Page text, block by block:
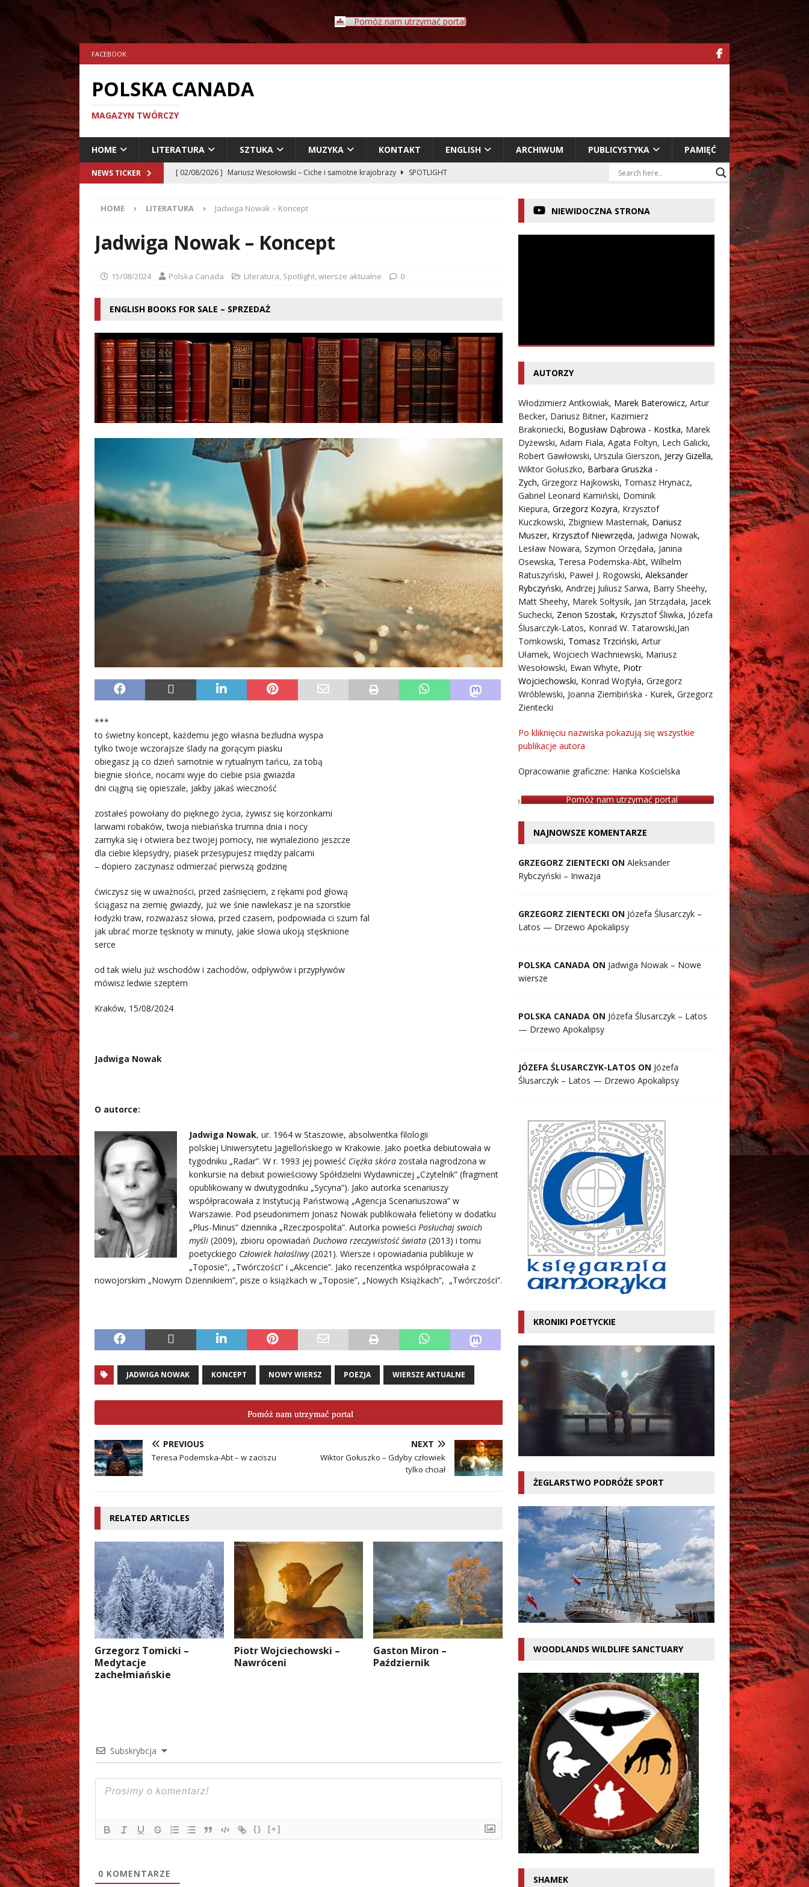
Pomóż nam utrzymać portal
FACEBOOK
POLSKA CANADA
MAGAZYN TWÓRCZY
HOME LITERATURA SZTUKA MUZYKA KONTAKT ENGLISH ARCHIWUM PUBLICYSTYKA PAMIĘĆ
NEWS TICKER [ 02/08/2026 ] Mariusz Wesołowski – Ciche i samotne krajobrazy
SPOTLIGHT
[ 23/07/2026 ] Dariusz Muszer – Przyklejeni odklejeni.
[ 19/07/2026 ]
Tomasz Hrynacz – Człowiek w świecie rozpadających się znaczeń
[ 02/08/2026 ]
Grzegorz Zientecki – Dziennik – Wyspy Kanaryjskie
HOME LITERATURA Jadwiga Nowak – Koncept
Jadwiga Nowak – Koncept
15/08/2024 Polska Canada Literatura, Spotlight,wiersze aktualne 0
ENGLISH BOOKS FOR SALE – SPRZEDAŻ
***
to świetny koncept, każdemu jego własna bezludna wyspa
tylko twoje wczorajsze ślady na gorącym piasku
obiegasz ją co dzień samotnie w rytualnym tańcu, za tobą
biegnie słońce, nocami wyje do ciebie psia gwiazda
dni ciągną się opieszale, jakby jakaś wieczność
zostałeś powołany do pięknego życia, żywisz się korzonkami
larwami robaków, twoja niebiańska trumna dnia i nocy
zamyka się i otwiera bez twojej pomocy, nie wynaleziono jeszcze
dla ciebie klepsydry, piasek przesypujesz między palcami
– dopiero zaczynasz odmierzać pierwszą godzinę
ćwiczysz się w uważności, przed zaśnięciem, z rękami pod głową
ściągasz na ziemię gwiazdy, już we śnie nawlekasz je na szorstkie
łodyżki traw, rozważasz słowa, przed czasem, podpowiada ci szum fal
jak ubrać morze tęsknoty w minuty, jakie słowa ukoją stęsknione
serce
od tak wielu już wschodów i zachodów, odpływów i przypływów
mówisz ledwie szeptem
Kraków, 15/08/2024
Jadwiga Nowak
O autorce:
Jadwiga Nowak, ur. 1964 w Staszowie, absolwentka filologii
polskiej Uniwersytetu Jagiellońskiego w Krakowie. Jako poetka debiutowała w
tygodniku „Radar”. W r. 1993 jej powieść Ciężka skóra została nagrodzona w
konkursie na debiut powieściowy Spółdzielni Wydawniczej „Czytelnik” (fragment
opublikowany w dwutygodniku „Sycyna”). Jako autorka scenariuszy
współpracowała z Instytucją Państwową „Agencja Scenariuszowa” w
Warszawie. Pod pseudonimem Jonasz Nowak publikowała felietony w dodatku
„Plus-Minus” dziennika „Rzeczpospolita”. Autorka powieści Posłuchaj swoich
myśli (2009), zbioru opowiadań Duchowa rzeczywistość świata (2013) i tomu
poetyckiego Człowiek hałaśliwy(2021). Wiersze i opowiadania publikuje w
„Toposie”, „Twórczości” i „Akcencie”. Jako recenzentka współpracowała z
nowojorskim „Nowym Dziennikiem”, pisze o książkach w „Toposie”, „Nowych Książkach”, „Twórczości”.
JADWIGA NOWAK KONCEPT NOWY WIERSZ POEZJA WIERSZE AKTUALNE
Pomóż nam utrzymać portal
PREVIOUS
Teresa Podemska-Abt – w zaciszu
NEXT
Wiktor Gołuszko – Gdyby człowiek
tylko chciał
RELATED ARTICLES
Grzegorz Tomicki –
Medytacje
zachełmiańskie
Piotr Wojciechowski –
Nawróceni
Gaston Miron –
Październik
Subskrybcja
{} [+]
0 KOMENTARZE
NIEWIDOCZNA STRONA
AUTORZY
Włodzimierz Antkowiak, Marek Baterowicz, Artur
Becker, Dariusz Bitner, Kazimierz
Brakoniecki, Bogusław Dąbrowa - Kostka, Marek
Dyżewski, Adam Fiala, Agata Foltyn, Lech Galicki,
Robert Gawłowski, Urszula Gierszon, Jerzy Gizella,
Wiktor Gołuszko, Barbara Gruszka -
Zych, Grzegorz Hajkowski, Tomasz Hrynacz,
Gabriel Leonard Kamiński, Dominik
Kiepura, Grzegorz Kozyra, Krzysztof
Kuczkowski, Zbigniew Masternak, Dariusz
Muszer, Krzysztof Niewrzęda, Jadwiga Nowak,
Lesław Nowara, Szymon Orzędała, Janina
Osewska, Teresa Podemska-Abt, Wilhelm
Ratuszyński, Paweł J. Rogowski, Aleksander
Rybczyński, Andrzej Juliusz Sarwa, Barry Sheehy,
Matt Sheehy, Marek Sołtysik, Jan Strządała, Jacek
Suchecki, Zenon Szostak, Krzysztof Śliwka, Józefa
Ślusarczyk-Latos, Konrad W. Tatarowski,Jan
Tomkowski, Tomasz Trzciński, Artur
Ułamek, Wojciech Wachniewski, Mariusz
Wesołowski, Ewan Whyte, Piotr
Wojciechowski, Konrad Wojtyła, Grzegorz
Wróblewski, Joanna Ziembińska - Kurek, Grzegorz
Zientecki
Po kliknięciu nazwiska pokazują się wszystkie
publikacje autora
Opracowanie graficzne: Hanka Kościelska
Pomóż nam utrzymać portal
NAJNOWSZE KOMENTARZE
GRZEGORZ ZIENTECKI ON Aleksander
Rybczyński – Inwazja
GRZEGORZ ZIENTECKI ON Józefa Ślusarczyk –
Latos — Drzewo Apokalipsy
POLSKA CANADA ON Jadwiga Nowak – Nowe
wiersze
POLSKA CANADA ON Józefa Ślusarczyk – Latos
— Drzewo Apokalipsy
JÓZEFA ŚLUSARCZYK-LATOS ON Józefa
Ślusarczyk – Latos — Drzewo Apokalipsy
KRONIKI POETYCKIE
ŻEGLARSTWO PODRÓŻE SPORT
WOODLANDS WILDLIFE SANCTUARY
SHAMEK